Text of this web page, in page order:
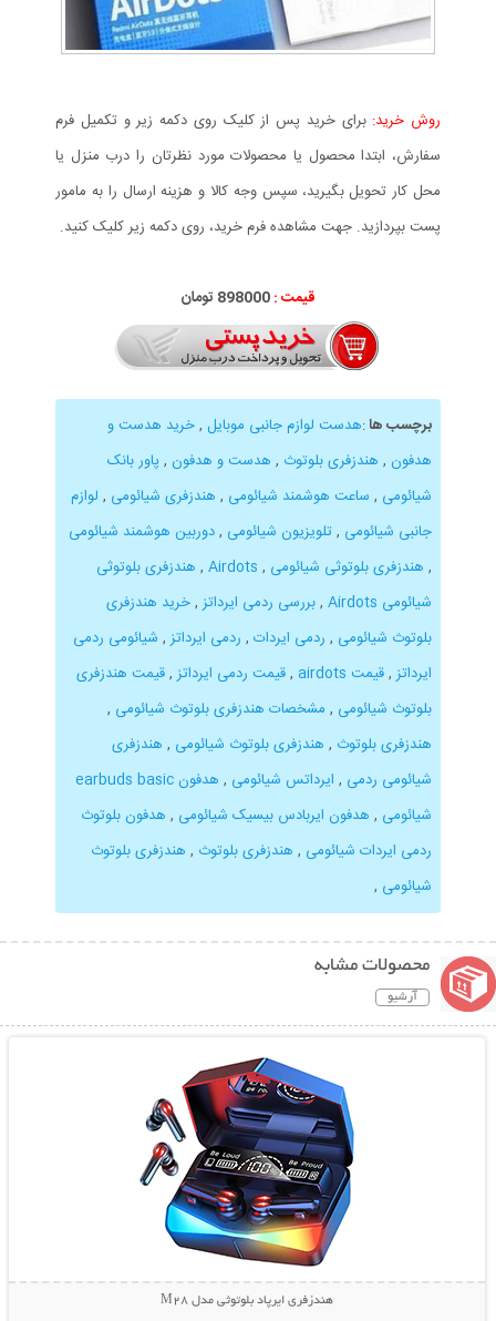
روش خرید: برای خرید پس از کلیک روی دکمه زیر و تکمیل فرم
سفارش، ابتدا محصول یا محصولات مورد نظرتان را درب منزل یا
محل کار تحویل بگیرید، سپس وجه کالا و هزینه ارسال را به مامور
پست بپردازید. جهت مشاهده فرم خرید، روی دکمه زیر کلیک کنید.
قیمت : 898000 تومان
برچسب ها:هدست لوازم جانبی موبایل ,خرید هدست و
هدفون , هندزفری بلوتوث , هدست و هدفون , پاور بانک
شیائومی , ساعت هوشمند شیائومی , هندزفری شیائومی , لوازم
جانبی شیائومی , تلویزیون شیائومی ,دوربین هوشمند شیائومی
, هندزفری بلوتوثی شیائومی ,
Airdots
, هندزفری بلوتوثی
شیائومی Airdots
,بررسی ردمی ایرداتز ,خرید هندزفری
بلوتوث شیائومی , ردمی ایردات , ردمی ایرداتز , شیائومی ردمی
ایرداتز ,قیمت airdots ,قیمت ردمی ایرداتز ,قیمت هندزفری
بلوتوث شیائومی , مشخصات هندزفری بلوتوث شیائومی ,
هندزفری بلوتوث , هندزفری بلوتوث شیائومی , هندزفری
شیائومی ردمی , ایرداتس شیائومی ,
هدفون earbuds basic
شیائومی , هدفون ایربادس بیسیک شیائومی , هدفون بلوتوث
ردمی ایردات شیائومی , هندزفری بلوتوث , هندزفری بلوتوث
شیائومی ,
محصولات مشابه
آرشیو
هندزفری ایرپاد بلوتوثی مدل M28